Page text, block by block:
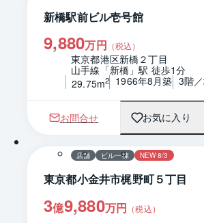
新橋駅前ビル壱号館
9,880万円 （税込）
東京都港区新橋２丁目
山手線「新橋」駅 徒歩1分
29.75m2 1966年8月築 3階
お問合せ お気に入り
1 / 0
店舗 ビル一棟 NEW 8/3
東京都小金井市梶野町５丁目
3億9,880万円 （税込）